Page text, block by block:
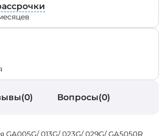
Вопросы(0)
013G/ 023G/ 029G/ GA5050R